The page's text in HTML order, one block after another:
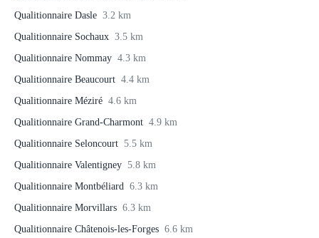
Qualitionnaire Dasle 3.2 km
Qualitionnaire Sochaux 3.5 km
Qualitionnaire Nommay 4.3 km
Qualitionnaire Beaucourt 4.4 km
Qualitionnaire Méziré 4.6 km
Qualitionnaire Grand-Charmont 4.9 km
Qualitionnaire Seloncourt 5.5 km
Qualitionnaire Valentigney 5.8 km
Qualitionnaire Montbéliard 6.3 km
Qualitionnaire Morvillars 6.3 km
Qualitionnaire Châtenois-les-Forges 6.6 km